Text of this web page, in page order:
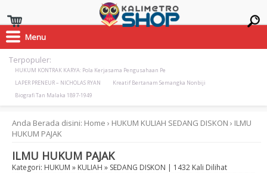
Menu
Terpopuler:
HUKUM KONTRAK KARYA: Pola Kerjasama Pengusahaan Pe
LAPER PRENEUR – NICHOLAS RYAN
Kreatif Bertanam Semangka Nonbiji
Biografi Tan Malaka 1897-1949
Anda Berada disini: Home › HUKUM KULIAH SEDANG DISKON › ILMU
HUKUM PAJAK
ILMU HUKUM PAJAK
Kategori: HUKUM » KULIAH » SEDANG DISKON | 1432 Kali Dilihat